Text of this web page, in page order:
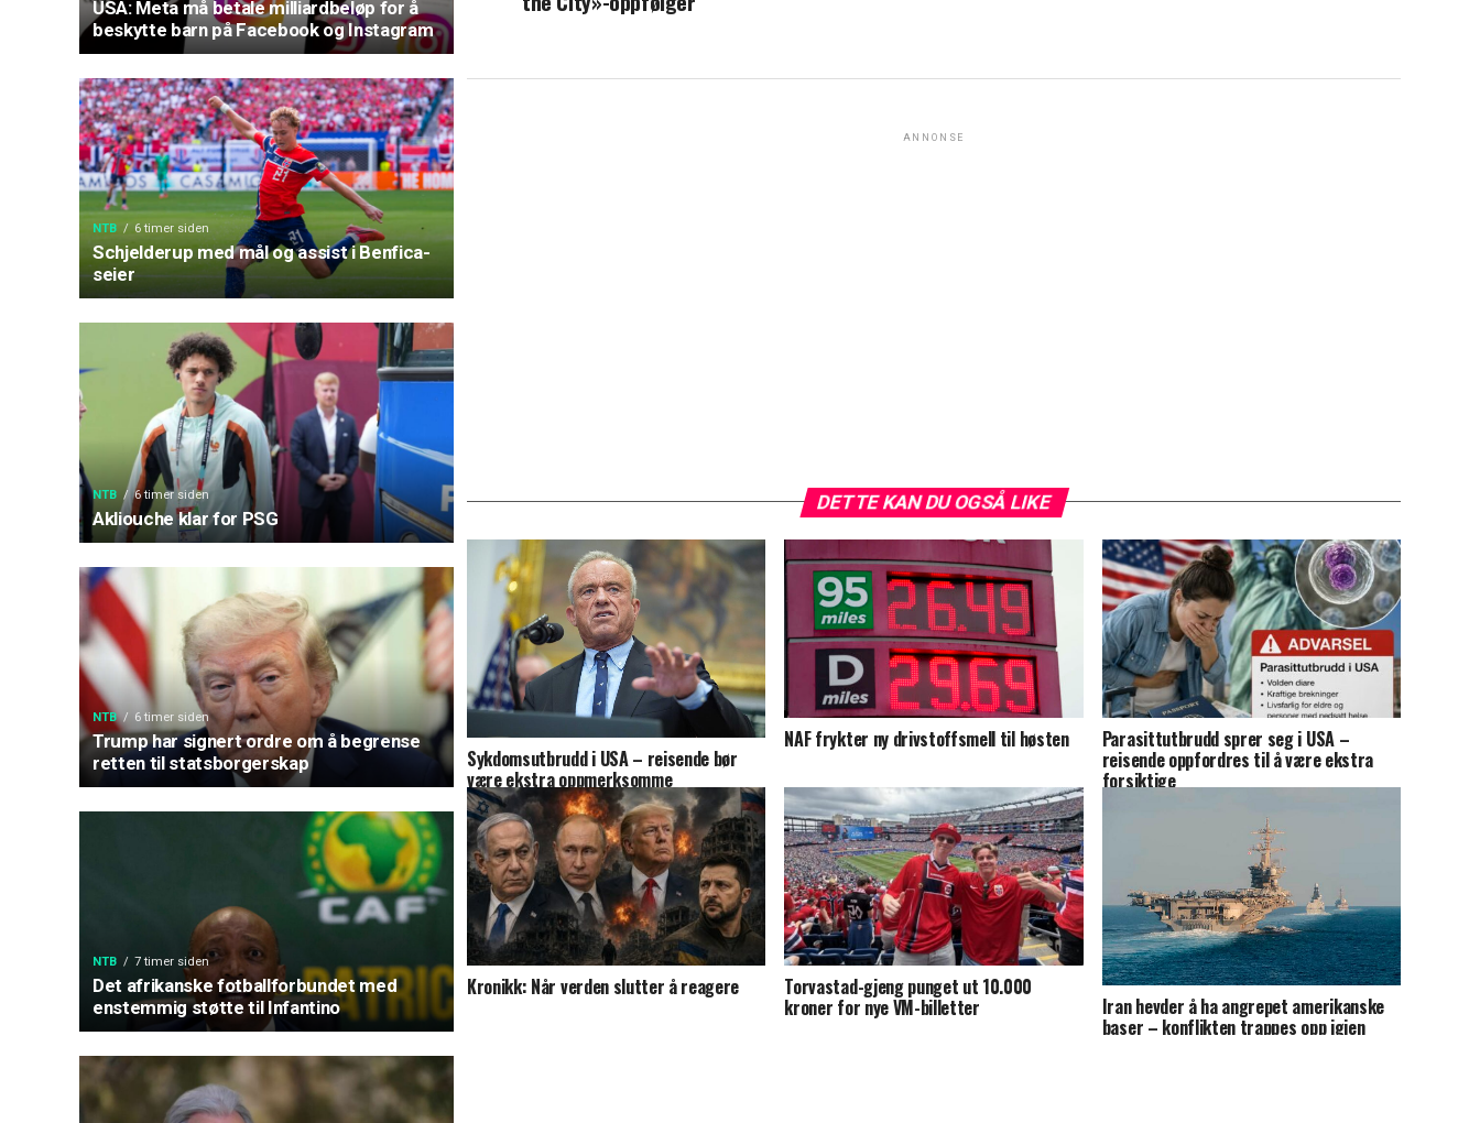
USA: Meta må betale milliardbeløp for å
beskytte barn på Facebook og Instagram
NTB 6 timer siden
Schjelderup med mål og assist i Benfica-
seier
NTB 6 timer siden
Akliouche klar for PSG
NTB 6 timer siden
Trump har signert ordre om å begrense
retten til statsborgerskap
NTB 7 timer siden
Det afrikanske fotballforbundet med
enstemmig støtte til Infantino
ANNONSE
DETTE KAN DU OGSÅ LIKE
Sykdomsutbrudd i USA – reisende bør
være ekstra oppmerksomme
NAF frykter ny drivstoffsmell til høsten Parasittutbrudd sprer seg i USA –
reisende oppfordres til å være ekstra
forsiktige
Kronikk: Når verden slutter å reagere Torvastad-gjeng punget ut 10.000
kroner for nye VM-billetter Iran hevder å ha angrepet amerikanske
baser – konflikten trappes opp igjen